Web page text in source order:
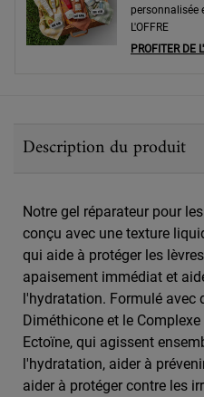
personnalisée
L'OFFRE
PROFITER DE
Description du produit
Notre gel réparateur pour
conçu avec une texture
qui aide à protéger les
apaisement immédiat et
l'hydratation. Formulé avec
Diméthicone et le
Ectoïne, qui agissent
l'hydratation, aider à
aider à protéger contre les